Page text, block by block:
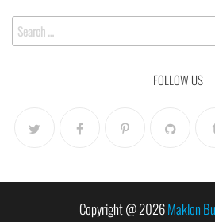
Search
for:
FOLLOW US
Copyright @ 2026Maklon